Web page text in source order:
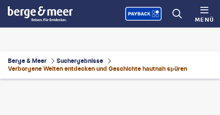
MENÜ
Berge & Meer
Suchergebnisse
Verborgene Welten entdecken und Geschichte hautnah spüren